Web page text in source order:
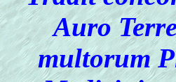
Auro
multorum